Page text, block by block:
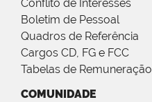
Conflito de Interesses
Boletim de Pessoal
Quadros de Referência
Cargos CD, FG e FCC
Tabelas de Remuneração
COMUNIDADE